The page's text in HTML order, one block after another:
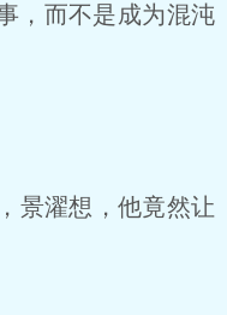
，而不是成为混沌
景濯想，他竟然让